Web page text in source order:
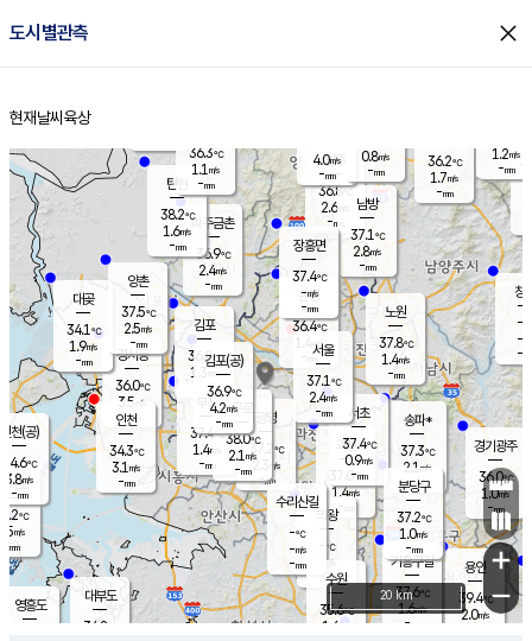
도시별관측 close
홈
현재날씨 육상
의도
℃
m/s
mm
영흥도
양주
36.8℃
2.6
-mm
과천
37.0℃
1.4m/s
- mm
용인
39.4℃
2.0m/s
경기광주
36.0℃
1.0m/s
-mm
대부도
34.8
경서동
36.0℃
3.5 m/s
-mm
파주금촌
36.9℃
2.4m/s
-mm
36.2℃
1.7m/s
-mm
대곶
34.1℃
1.9m/s
-mm
창
-
-m/
-
탄현
38.2℃
1.6m/s
-mm
1.2m/s
-mm
의왕
- ℃
m/s
mm
김포
36.8℃
1.3 m/s
mm
광명
37.2 ℃
2.3 m/s
-mm
부천
37.4℃
1.4m/s
-mm
양촌
37.5℃
2.5m/s
-mm
구로
38.0℃
2.1 m/s
-mm
은평
36.4℃
1.4 m/s
- mm
노원
37.8℃
1.4m/s
-mm
송파*
37.3℃
2.1 m/s
-mm
서초
37.4℃
0.9m/s
-mm
남방
37.1℃
2.8m/s
-mm
기흥구갈
37.6℃
1.6m/s
-
수리산길
-℃
-m/s
-mm
분당구
37.2℃
1.0m/s
-mm
장흥면
37.4℃
-m/s
-mm
4.0m/s
-mm
인천(공)
34.6℃
3.8m/s
-mm
김포(공)
36.9℃
4.2m/s
-mm
수원
35.6℃
1.6 m/s
인천
34.3℃
3.1 m/s
-mm
서울
37.1℃
2.4m/s
-mm
36.3℃
1.1 m/s
-mm
0.8m/s
-mm
+
−
20 km